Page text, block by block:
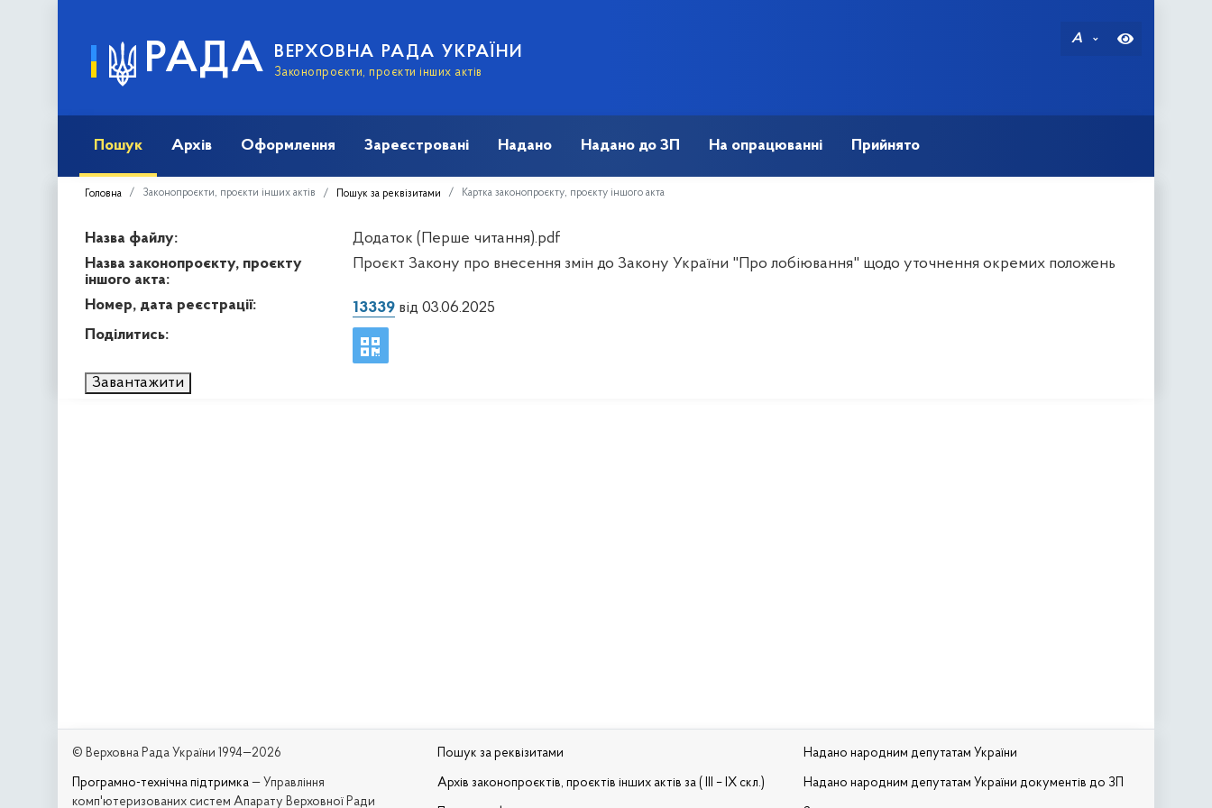
РАДА ВЕРХОВНА РАДА УКРАЇНИ
Законопроєкти, проєкти інших актів
A
Пошук Архів Оформлення Зареєстровані Надано Надано до ЗП На опрацюванні Прийнято
Головна Законопроєкти, проєкти інших актів Пошук за реквізитами Картка законопроєкту, проєкту іншого акта
Назва файлу:
Додаток (Перше читання).pdf
Назва законопроєкту, проєкту
іншого акта:
Проєкт Закону про внесення змін до Закону України "Про лобіювання" щодо уточнення окремих положень
Номер, дата реєстрації: 13339від 03.06.2025
Поділитись:
Завантажити
© Верховна Рада України 1994—2026
Програмно-технічна підтримка — Управління
комп'ютеризованих систем Апарату Верховної Ради
Пошук за реквізитами
Архів законопроєктів, проєктів інших актів за ( III – IX скл.)
Надано народним депутатам України
Надано народним депутатам України документів до ЗП